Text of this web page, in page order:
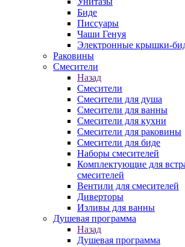
Биде
Писсуары
Чаши Генуя
Электронные крышки-
Раковины
Смесители
Назад
Смесители
Смесители для душа
Смесители для ванны
Смесители для кухни
Смесители для раковины
Смесители для биде
Наборы смесителей
Комплектующие для
смесителей
Вентили для смесителей
Диверторы
Изливы для ванны
Душевая программа
Назад
Душевая программа